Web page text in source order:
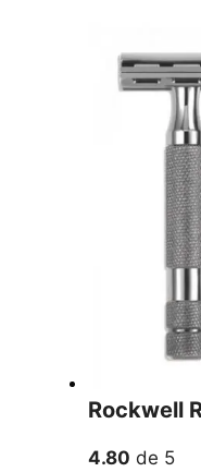
Rockwell
4.80 de 5